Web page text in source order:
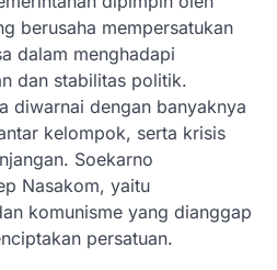
berusaha mempersatukan
dalam menghadapi
dan stabilitas politik.
diwarnai dengan banyaknya
kelompok, serta krisis
Soekarno
Nasakom, yaitu
komunisme yang dianggap
persatuan.